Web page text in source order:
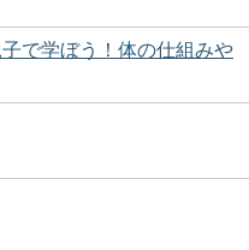
で学ぼう！体の仕組みや